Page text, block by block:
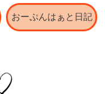
おーぷんはぁと日記